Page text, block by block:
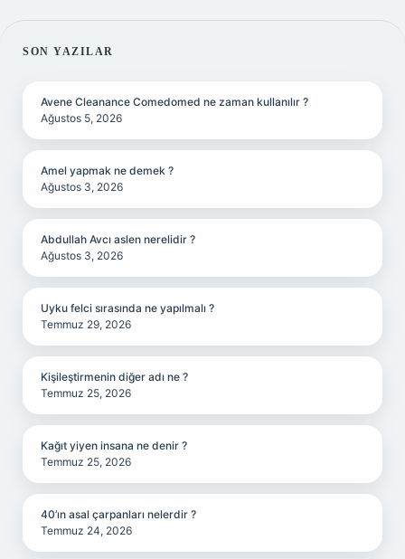
SIDEBAR
SON YAZILAR
Avene Cleanance Comedomed ne zaman kullanılır ?
Ağustos 5, 2026
Amel yapmak ne demek ?
Ağustos 3, 2026
Abdullah Avcı aslen nerelidir ?
Ağustos 3, 2026
Uyku felci sırasında ne yapılmalı ?
Temmuz 29, 2026
Kişileştirmenin diğer adı ne ?
Temmuz 25, 2026
Kağıt yiyen insana ne denir ?
Temmuz 25, 2026
40’ın asal çarpanları nelerdir ?
Temmuz 24, 2026